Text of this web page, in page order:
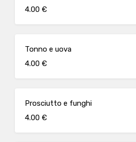
4.00 €
Tonno e uova
4.00 €
Prosciutto e funghi
4.00 €